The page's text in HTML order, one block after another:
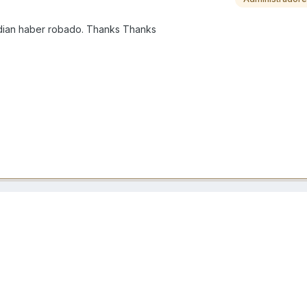
haber robado. Thanks Thanks